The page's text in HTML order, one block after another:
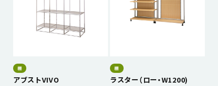
棚
アブストVIVO
棚
ラスター（ロー・W1200)